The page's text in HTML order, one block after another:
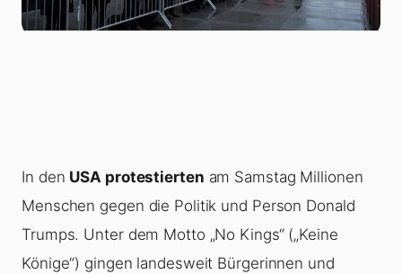
In den USA protestierten am Samstag Millionen
Menschen gegen die Politik und Person Donald
Trumps. Unter dem Motto „No Kings“ („Keine
Könige“) gingen landesweit Bürgerinnen und